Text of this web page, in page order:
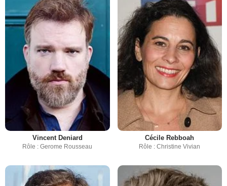
Vincent Deniard
Rôle : Gerome Rousseau
Cécile Rebboah
Rôle : Christine Vivian